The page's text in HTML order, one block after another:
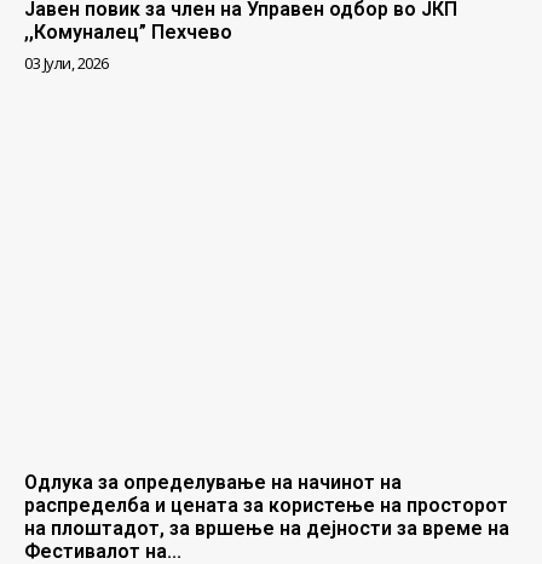
Јавен повик за член на Управен одбор во ЈКП
,,Комуналец” Пехчево
03 Јули, 2026
Одлука за определување на начинот на
распределба и цената за користење на просторот
на плоштадот, за вршење на дејности за време на
Фестивалот на...